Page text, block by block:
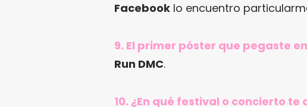
Facebook lo encuentro
9. El primer póster que pegaste
Run DMC.
10. ¿En qué festival o concierto